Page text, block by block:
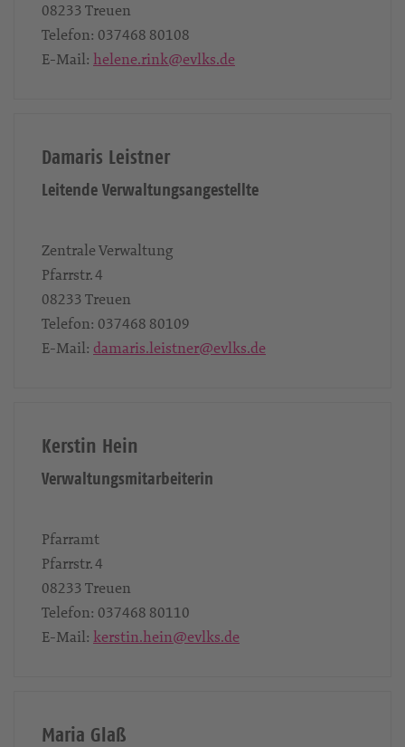
08233Treuen
Telefon: 037468 80108
E-Mail: helene.rink@evlks.de
Damaris Leistner
Leitende Verwaltungsangestellte
Zentrale Verwaltung
Pfarrstr. 4
08233Treuen
Telefon: 037468 80109
E-Mail: damaris.leistner@evlks.de
Kerstin Hein
Verwaltungsmitarbeiterin
Pfarramt
Pfarrstr. 4
08233Treuen
Telefon: 037468 80110
E-Mail: kerstin.hein@evlks.de
Maria Glaß